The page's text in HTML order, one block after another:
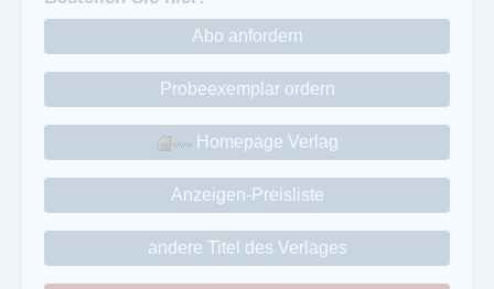
Abo anfordern
Probeexemplar ordern
Homepage Verlag
Anzeigen-Preisliste
andere Titel des Verlages